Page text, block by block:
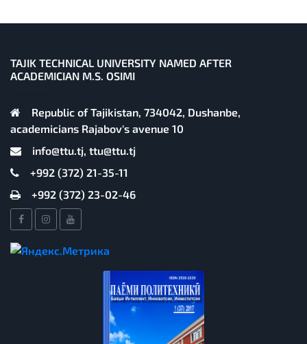
TAJIK TECHNICAL UNIVERSITY NAMED AFTER
ACADEMICIAN M.S. OSIMI
Republic of Tajikistan, 734042, Dushanbe,
academicians Rajabov's avenue 10
info@ttu.tj, ttu@ttu.tj
+992 (372) 21-35-11
+992 (372) 23-02-46